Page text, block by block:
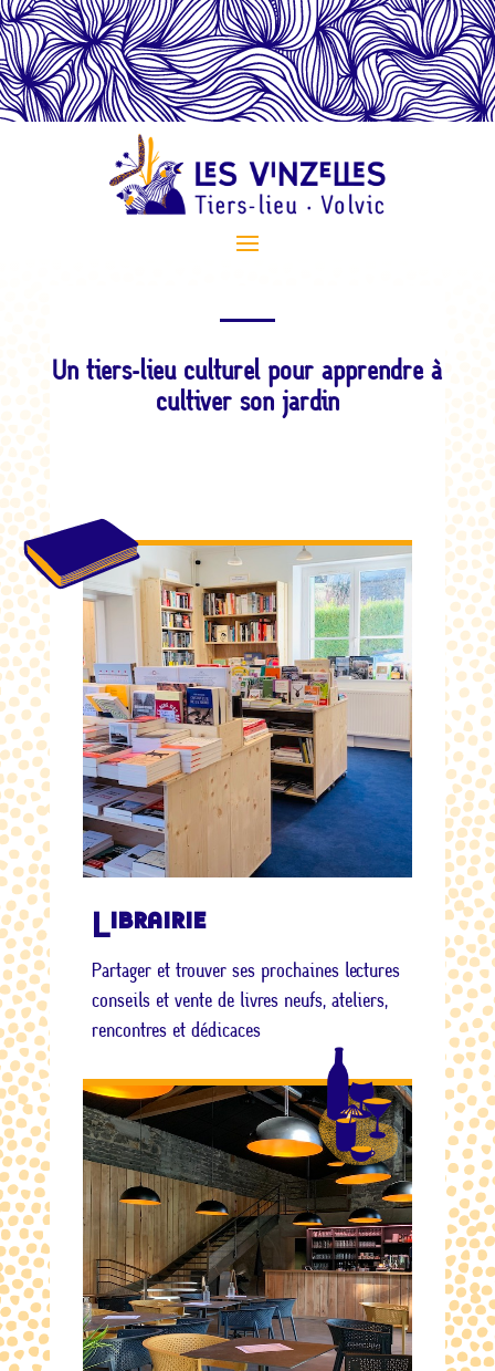
Un tiers-lieu culturel pour apprendre à
cultiver son jardin
Librairie
Partager et trouver ses prochaines lectures
conseils et vente de livres neufs, ateliers,
rencontres et dédicaces